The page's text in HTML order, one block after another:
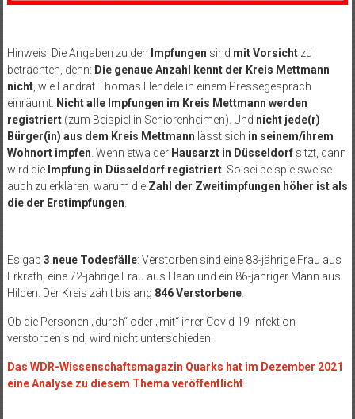
Hinweis: Die Angaben zu den Impfungen sind mit Vorsichtzu
betrachten, denn: Die genaue Anzahl kennt der Kreis Mettmann
nicht, wie Landrat Thomas Hendele in einem Pressegespräch
einräumt. Nicht alle Impfungen im Kreis Mettmann werden
registriert(zum Beispiel in Seniorenheimen). Und nicht jede(r)
Bürger(in) aus dem Kreis Mettmann lässt sich in seinem/ihrem
Wohnort impfen. Wenn etwa der Hausarzt in Düsseldorfsitzt, dann
wird die Impfung in Düsseldorf registriert. So sei beispielsweise
auch zu erklären, warum die Zahl der Zweitimpfungen höher ist als
die der Erstimpfungen.
Es gab 3 neue Todesfälle: Verstorben sind eine 83-jährige Frau aus
Erkrath, eine 72-jährige Frau aus Haan und ein 86-jähriger Mann aus
Hilden. Der Kreis zählt bislang 846 Verstorbene.
Ob die Personen „durch“ oder „mit“ ihrer Covid 19-Infektion
verstorben sind, wird nicht unterschieden.
Das WDR-Wissenschaftsmagazin Quarks hat im Dezember 2021
eine Analyse zu diesem Thema veröffentlicht.